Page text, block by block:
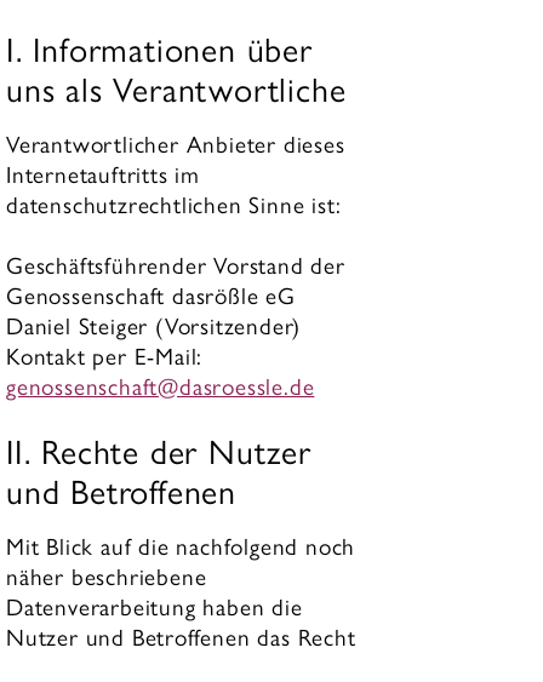
I. Informationen über
uns als Verantwortliche
Verantwortlicher Anbieter dieses
Internetauftritts im
datenschutzrechtlichen Sinne ist:
Geschäftsführender Vorstand der
Genossenschaft dasrößle eG
Daniel Steiger (Vorsitzender)
Kontakt per E-Mail:
genossenschaft@dasroessle.de
II. Rechte der Nutzer
und Betroffenen
Mit Blick auf die nachfolgend noch
näher beschriebene
Datenverarbeitung haben die
Nutzer und Betroffenen das Recht